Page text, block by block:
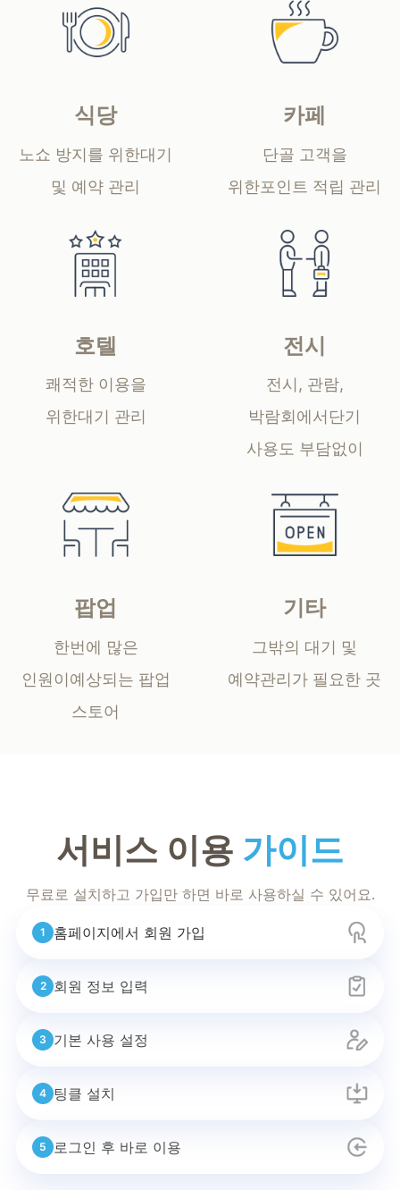
식당
노쇼 방지를 위한대기
및 예약 관리
카페
단골 고객을
위한포인트 적립 관리
호텔
쾌적한 이용을
위한대기 관리
전시
전시, 관람,
박람회에서 단기
사용도 부담없이
팝업
한번에 많은
인원이예상되는 팝업
스토어
기타
그밖의 대기 및
예약관리가 필요한 곳
서비스 이용 가이드
무료로 설치하고 가입만 하면 바로 사용하실 수 있어요.
1 홈페이지에서 회원 가입
2 회원 정보 입력
3 기본 사용 설정
4 팅클 설치
5 로그인 후 바로 이용